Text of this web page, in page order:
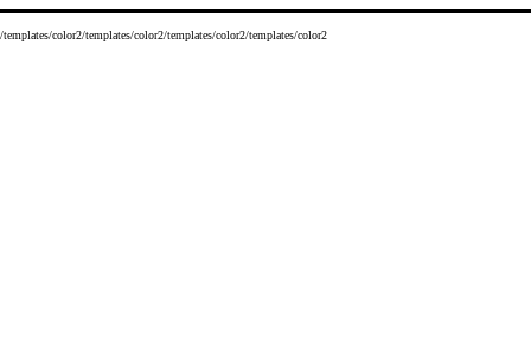
/templates/color2/templates/color2/templates/color2/templates/color2